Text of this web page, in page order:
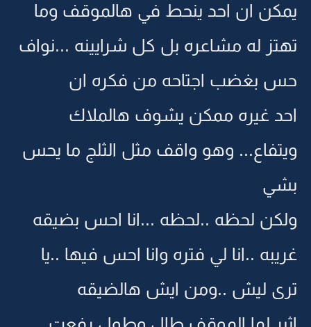
يمكن ان احد ينحط في هالموقف وما
تهتز له مشاعره بل كل شرايينه ...نواف
حس بغضب اجتاحه من فكره ان
احد غيره ممكن يشوف هالملاك
ويتفاع... وهو واقف مثل الثلج ما يحس
بشي
ولكن لحظه ..لحظه ...انا احس بضيقه
غريبه ..انا لي فتره وانا احس فيها ..يا
ترى ليش ..ومن ايش هالضيقه